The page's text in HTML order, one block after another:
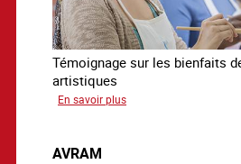
Témoignage sur les bienfaits
artistiques
En savoir plus
AVRAM